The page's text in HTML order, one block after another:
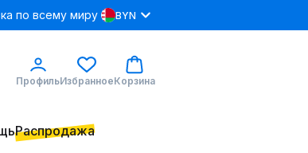
по всему миру BYN
ПрофильИзбранноеКорзина
Распродажа